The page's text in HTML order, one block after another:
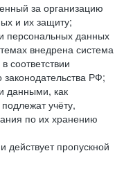
за организацию
и их защиту;
персональных данных
внедрена система
соответствии
РФ;
данными, как
учёту,
по их хранению
действует пропускной